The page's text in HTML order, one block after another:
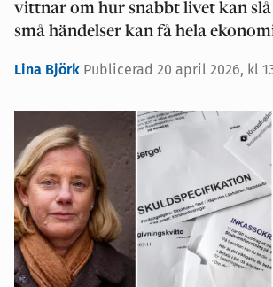
vittnar om hur snabbt livet kan
små händelser kan få hela
Lina Björk Publicerad 20 april 2026, kl